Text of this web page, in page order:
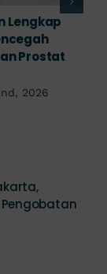
Prostat
2026